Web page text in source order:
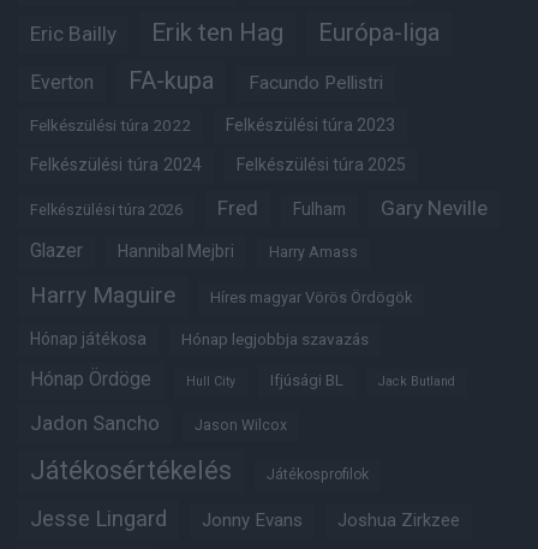
Eric Bailly Erik ten Hag Európa-liga
Everton FA-kupa Facundo Pellistri
Felkészülési túra 2022 Felkészülési túra 2023
Felkészülési túra 2024 Felkészülési túra 2025
Felkészülési túra 2026 Fred Fulham Gary Neville
Glazer Hannibal Mejbri Harry Amass
Harry Maguire Híres magyar Vörös Ördögök
Hónap játékosa Hónap legjobbja szavazás
Hónap Ördöge Hull City Ifjúsági BL Jack Butland
Jadon Sancho Jason Wilcox
Játékosértékelés Játékosprofilok
Jesse Lingard Jonny Evans Joshua Zirkzee